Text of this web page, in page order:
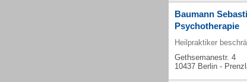
Baumann
Psychotherapie
Heilpraktiker
Gethsemanestr. 4
10437 Berlin -